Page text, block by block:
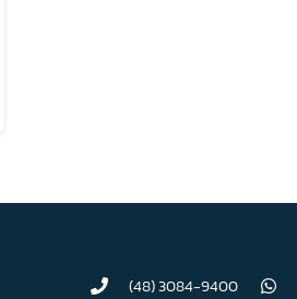
(48) 3084-9400